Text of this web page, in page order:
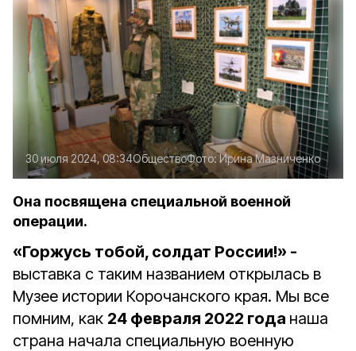
30 июля 2024, 08:34ОбществоФото:Ирина Мазниченко
Она посвящена специальной военной
операции.
«Горжусь тобой, солдат России!» -
выставка с таким названием открылась в
Музее истории Корочанского края. Мы все
помним, как 24 февраля 2022 года наша
страна начала специальную военную